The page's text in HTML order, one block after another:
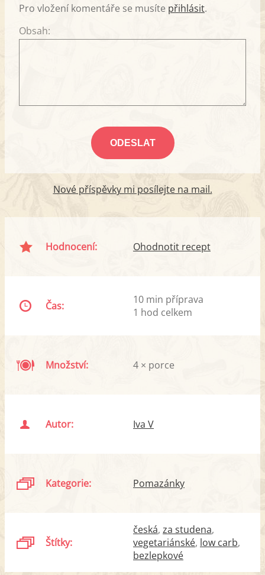
Pro vložení komentáře se musíte přihlásit.
Obsah:
Nové příspěvky mi posílejte na mail.
Hodnocení: Ohodnotit recept
Čas:
10 min příprava
1 hod celkem
Množství: 4 × porce
Autor: Iva V
Kategorie: Pomazánky
Štítky:
česká za studena
vegetariánské low carb
bezlepkové